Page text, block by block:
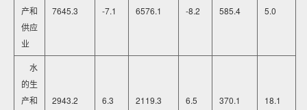
产和
供应
业
7645.3 -7.1 6576.1 -8.2 585.4 5.0
水
的生
产和
2943.2 6.3 2119.3 6.5 370.1 18.1